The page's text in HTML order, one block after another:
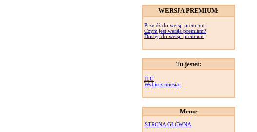
WERSJA PREMIUM:
Przejdź do wersji premium
Czym jest wersja premium?
Dostęp do wersji premium
Tu jesteś:
ILG
Wybierz miesiąc
Menu:
STRONA GŁÓWNA